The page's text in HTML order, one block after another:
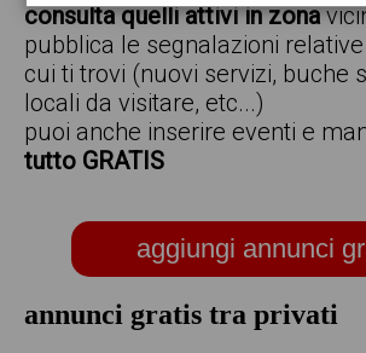
consulta quelli attivi in zona
pubblica le segnalazioni
cui ti trovi (nuovi servizi, buche
locali da visitare, etc...)
puoi anche inserire eventi e
tutto GRATIS
aggiungi annunci
annunci gratis tra privati